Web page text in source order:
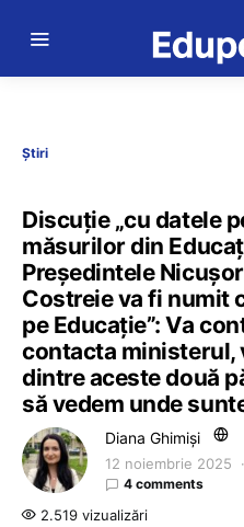
Știri
Discuție „cu datele
măsurilor din
Președintele
Costreie va fi numit
pe Educație”: Va
contacta ministerul,
dintre aceste două
să vedem unde
Diana Ghimiși
12 noiembrie 2025
4 comments
2.519 vizualizări